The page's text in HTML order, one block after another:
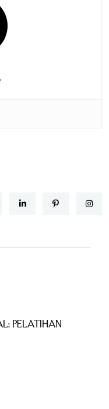
Pelatihan